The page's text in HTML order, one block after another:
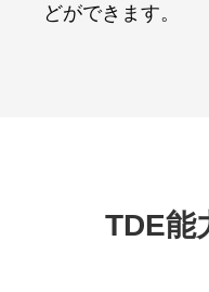
どができます。
TDE能